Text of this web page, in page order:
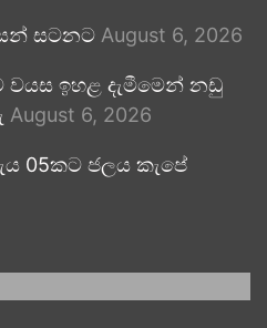
සටනට August 6, 2026
වයස ඉහළ දැමීමෙන් නඩු
August 6, 2026
05කට ජලය කැපේ